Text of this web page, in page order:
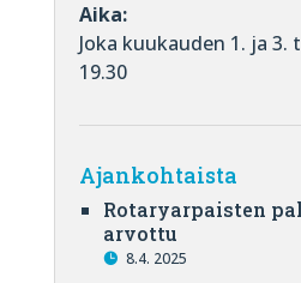
Aika:
Joka kuukauden 1. ja 3.
19.30
Ajankohtaista
Rotaryarpaisten
arvottu
8.4. 2025